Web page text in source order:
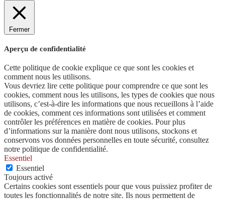
Fermer
Aperçu de confidentialité
Cette politique de cookie explique ce que sont les cookies et
comment nous les utilisons.
Vous devriez lire cette politique pour comprendre ce que sont les
cookies, comment nous les utilisons, les types de cookies que nous
utilisons, c’est-à-dire les informations que nous recueillons à l’aide
de cookies, comment ces informations sont utilisées et comment
contrôler les préférences en matière de cookies. Pour plus
d’informations sur la manière dont nous utilisons, stockons et
conservons vos données personnelles en toute sécurité, consultez
notre politique de confidentialité.
Essentiel
Essentiel
Toujours activé
Certains cookies sont essentiels pour que vous puissiez profiter de
toutes les fonctionnalités de notre site. Ils nous permettent de